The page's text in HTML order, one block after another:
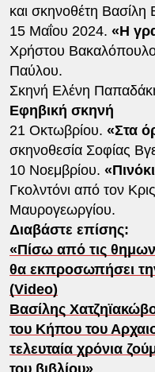
και σκηνοθέτη Βασίλη
15 Μαΐου 2024. «Η
Χρήστου
Παύλου.
Σκηνή Ελένη
Εφηβική σκηνή
21 Οκτωβρίου. «Στα
σκηνοθεσία Σοφίας
10 Νοεμβρίου.
Γκολντόνι από τον
Μαυρογεωργίου.
Διαβάστε επίσης:
«Πίσω από τις
θα εκπροσωπήσει
(Video)
Βασίλης
του Κήπου του
τελευταία χρόνια
του βιβλίου»